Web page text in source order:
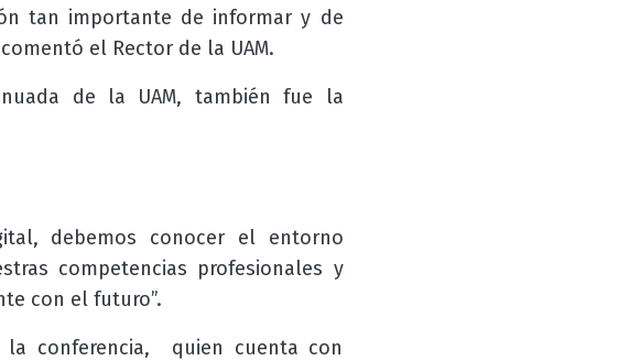
tan importante de informar y de
el Rector de la UAM.
de la UAM, también fue la
debemos conocer el entorno
competencias profesionales y
con el futuro”.
conferencia, quien cuenta con